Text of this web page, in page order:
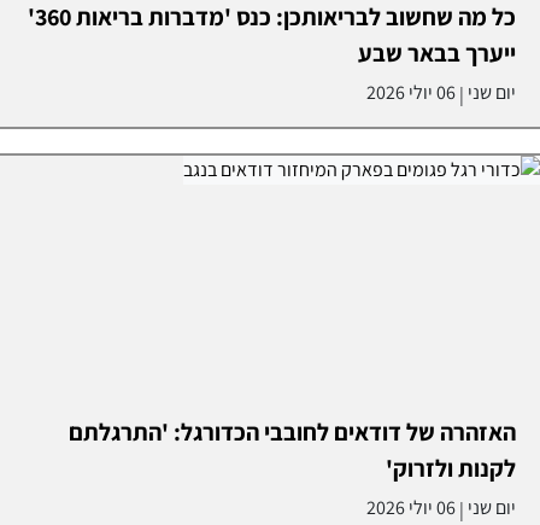
כל מה שחשוב לבריאותכן: כנס 'מדברות בריאות 360'
ייערך בבאר שבע
יום שני |06 יולי 2026
האזהרה של דודאים לחובבי הכדורגל: 'התרגלתם
לקנות ולזרוק'
יום שני |06 יולי 2026